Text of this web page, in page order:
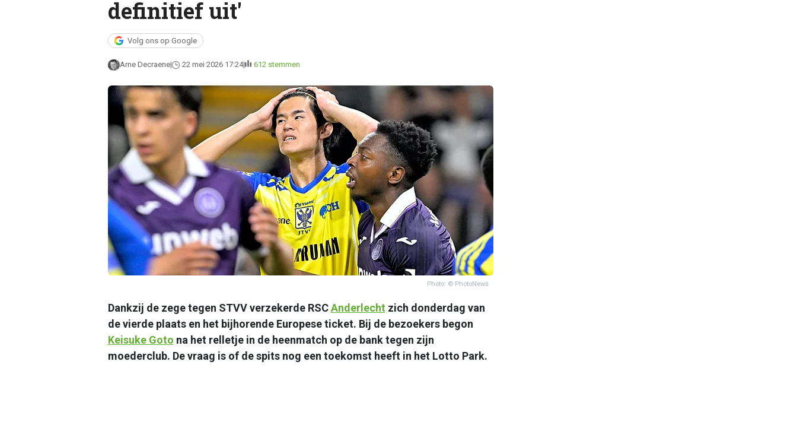
definitief uit'
Volg ons op Google
Arne Decraene 22 mei 2026 17:24 612 stemmen
Photo: © PhotoNews
Dankzij de zege tegen STVV verzekerde RSCAnderlecht zich donderdag van
de vierde plaats en het bijhorende Europese ticket. Bij de bezoekers begon
Keisuke Goto na het relletje in de heenmatch op de bank tegen zijn
moederclub. De vraag is of de spits nog een toekomst heeft in het Lotto Park.